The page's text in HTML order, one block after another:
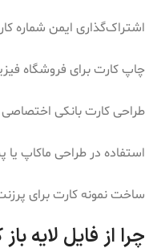
اشتراک‌گذاری ایمن شماره
چاپ کارت برای فروشگاه
طراحی کارت بانکی اختصاصی
استفاده در طراحی ماکاپ یا
ساخت نمونه کارت برای
چرا از فایل لایه